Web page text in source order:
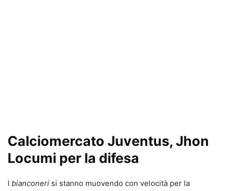
Calciomercato Juventus, Jhon
Locumi per la difesa
I bianconeri si stanno muovendo con velocità per la